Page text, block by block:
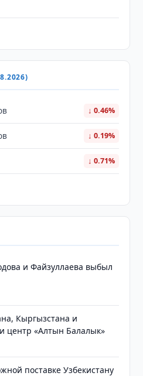
↓ 0.46%
↓ 0.19%
↓ 0.71%
и Файзуллаева выбыл
Кыргызстана и
центр «Алтын Балалык»
поставке Узбекистану